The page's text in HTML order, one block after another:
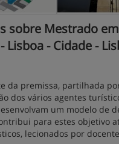
sobre Mestrado
Lisboa - Cidade -
da premissa, partilhada
dos vários agentes
um modelo de
para estes objetivo
lecionados por